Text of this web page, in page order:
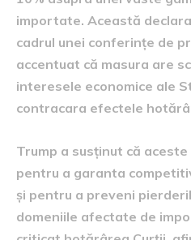
importate. Această
cadrul unei conferințe de
accentuat că masura are
interesele economice ale
contracara efectele
Trump a susținut că
pentru a garanta
și pentru a preveni
domeniile afectate de